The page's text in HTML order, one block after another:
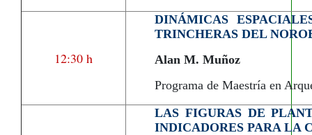
12:30 h
DINÁMICAS
TRINCHERAS DEL
Alan M. Muñoz
Programa de Maestría en
LAS FIGURAS DE
INDICADORES PARA LA